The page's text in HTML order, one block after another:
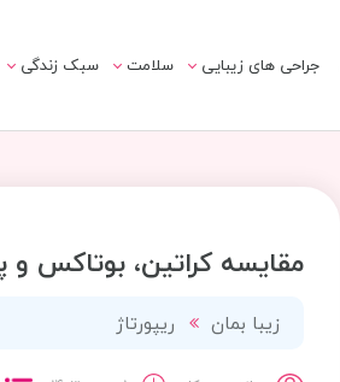
جراحی های زیبایی سلامت سبک زندگی
مقایسه کراتین، بوتاکس
زیبا بمان ریپورتاژ